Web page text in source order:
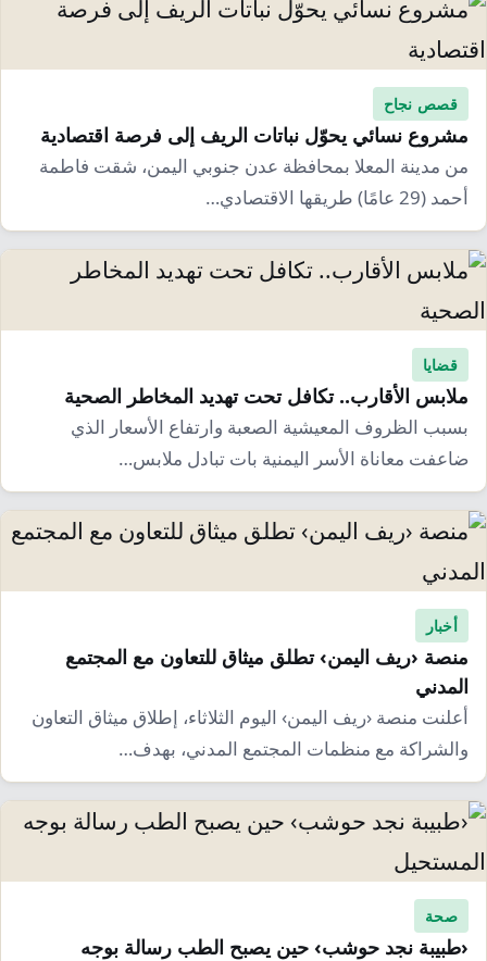
قصص نجاح
مشروع نسائي يحوّل نباتات الريف إلى فرصة اقتصادية
من مدينة المعلا بمحافظة عدن جنوبي اليمن، شقت فاطمة
أحمد (29 عامًا) طريقها الاقتصادي…
قضايا
ملابس الأقارب.. تكافل تحت تهديد المخاطر الصحية
بسبب الظروف المعيشية الصعبة وارتفاع الأسعار الذي
ضاعفت معاناة الأسر اليمنية بات تبادل ملابس…
أخبار
منصة ‹ريف اليمن› تطلق ميثاق للتعاون مع المجتمع
المدني
أعلنت منصة ‹ريف اليمن› اليوم الثلاثاء، إطلاق ميثاق التعاون
والشراكة مع منظمات المجتمع المدني، بهدف…
صحة
‹طبيبة نجد حوشب› حين يصبح الطب رسالة بوجه